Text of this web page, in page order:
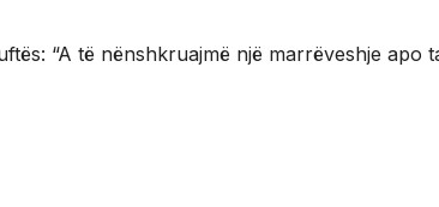
“A të nënshkruajmë një marrëveshje apo